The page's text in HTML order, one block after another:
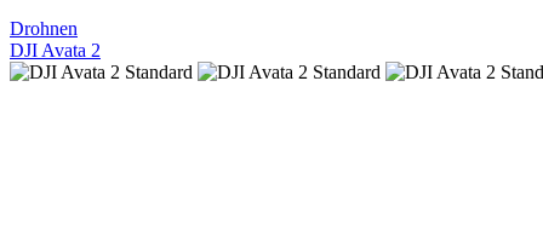
Drohnen
DJI Avata 2